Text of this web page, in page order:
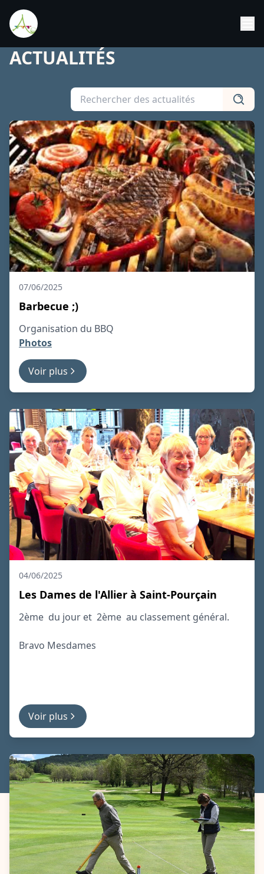
ACTUALITÉS
07/06/2025
Barbecue ;)
Organisation du BBQ
Photos
Voir plus
04/06/2025
Les Dames de l'Allier à Saint-Pourçain
2ème du jour et 2ème au classement général.
Bravo Mesdames
Voir plus